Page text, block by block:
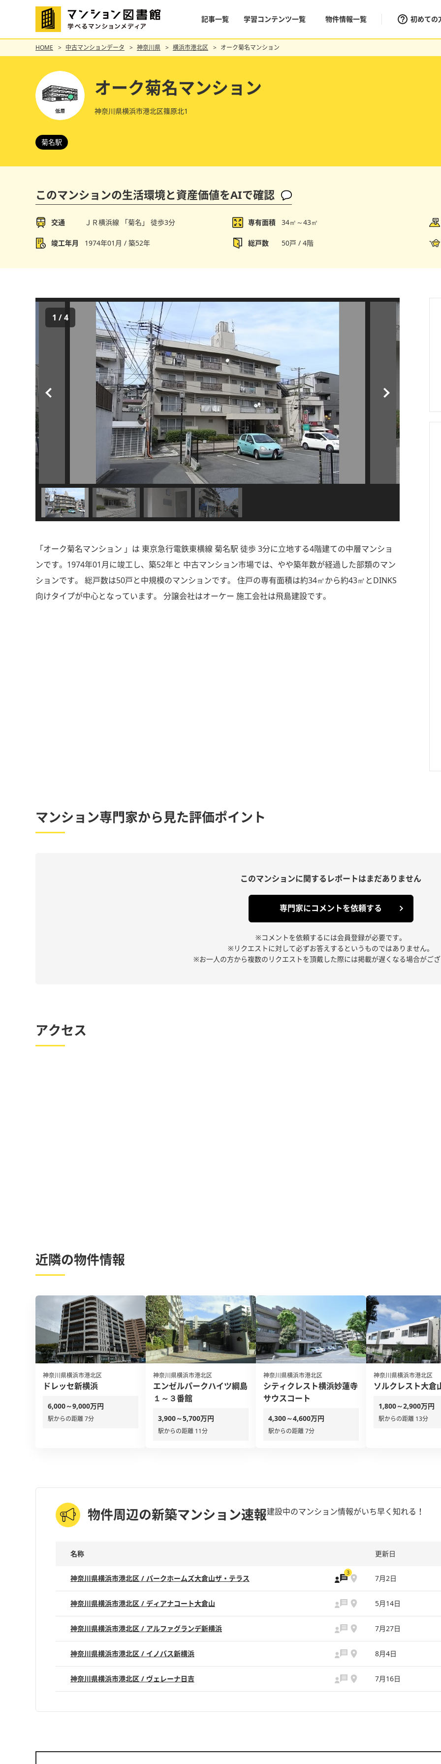
記事一覧 学習コンテンツ一覧 物件情報一覧 初めての
HOME 中古マンションデータ 神奈川県 横浜市港北区 オーク菊名マンション
オーク菊名マンション
神奈川県横浜市港北区篠原北1
菊名駅
このマンションの生活環境と資産価値をAIで確認
交通 ＪＲ横浜線 「菊名」 徒歩3分 専有面積 34㎡～43㎡
竣工年月 1974年01月 / 築52年 総戸数 50戸 / 4階
1 /4
「オーク菊名マンション 」は 東京急行電鉄東横線 菊名駅 徒歩 3分に立地する4階建ての中層マンショ
ンです。1974年01月に竣工し、築52年と 中古マンション市場では、やや築年数が経過した部類のマン
ションです。 総戸数は50戸と中規模のマンションです。 住戸の専有面積は約34㎡から約43㎡とDINKS
向けタイプが中心となっています。 分譲会社はオーケー 施工会社は飛島建設です。
マンション専門家から見た評価ポイント
このマンションに関する レポートはまだありません
専門家にコメントを依頼する
※コメントを依頼するには会員登録が必要です。
※リクエストに対して必ずお答えするというものではありません。
※お一人の方から複数のリクエストを頂戴した際には掲載が遅くなる場合がご
アクセス
近隣の物件情報
神奈川県横浜市港北区
ドレッセ新横浜
6,000～9,000万円
駅からの距離 7分
神奈川県横浜市港北区
エンゼルパークハイツ綱島
１～３番館
3,900～5,700万円
駅からの距離 11分
神奈川県横浜市港北区
シティクレスト横浜妙蓮寺
サウスコート
4,300～4,600万円
駅からの距離 7分
神奈川県横浜市港北区
ソルクレスト大倉
1,800～2,900万円
駅からの距離 13分
物件周辺の新築マンション速報建設中のマンション情報がいち早く知れる！
名称 更新日
神奈川県横浜市港北区 / パークホームズ大倉山ザ・テラス
3
7月2日
神奈川県横浜市港北区 / ディアナコート大倉山 5月14日
神奈川県横浜市港北区 / アルファグランデ新横浜 7月27日
神奈川県横浜市港北区 / イノバス新横浜 8月4日
神奈川県横浜市港北区 / ヴェレーナ日吉 7月16日